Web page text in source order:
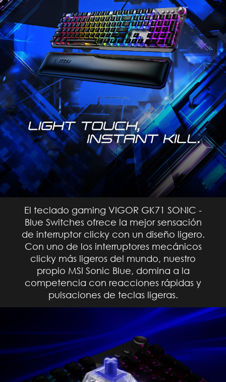
El teclado gaming VIGOR GK71 SONIC -
Blue Switches ofrece la mejor sensación
de interruptor clicky con un diseño ligero.
Con uno de los interruptores mecánicos
clicky más ligeros del mundo, nuestro
propio MSI Sonic Blue, domina a la
competencia con reacciones rápidas y
pulsaciones de teclas ligeras.